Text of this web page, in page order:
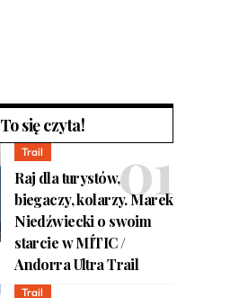
To się czyta!
Trail
Raj dla turystów,
biegaczy, kolarzy. Marek
Niedźwiecki o swoim
starcie w MÍTIC /
Andorra Ultra Trail
Trail